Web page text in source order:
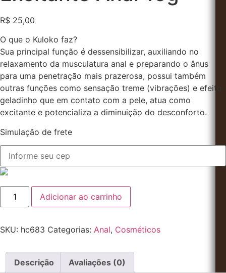
R$ 25,00
O que o Kuloko faz?
Sua principal função é dessensibilizar, auxiliando no
relaxamento da musculatura anal e preparando o ânus
para uma penetração mais prazerosa, possui também
outras funções como sensação treme (vibrações) e efeito
geladinho que em contato com a pele, atua como
excitante e potencializa a diminuição do desconforto.
Simulação de frete
Adicionar ao carrinho
SKU: hc683 Categorias: Anal, Cosméticos
Descrição Avaliações (0)